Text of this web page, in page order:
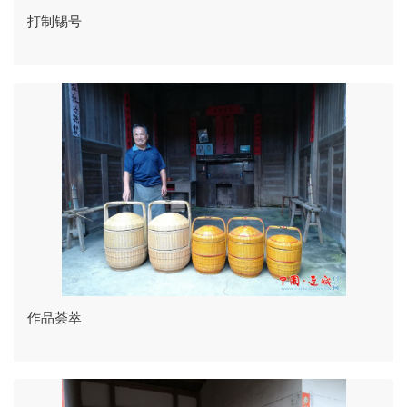
打制锡号
作品荟萃